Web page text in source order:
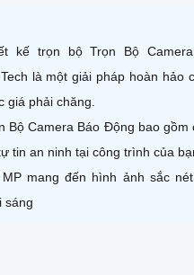
kế trọn bộ Trọn Bộ
là một giải pháp hoàn hảo
giá phải chăng.
Bộ Camera Báo Động bao
tin an ninh tại công trình của
MP mang đến hình ảnh sắc
sáng